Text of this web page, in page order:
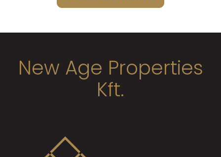
New Age Properties
Kft.